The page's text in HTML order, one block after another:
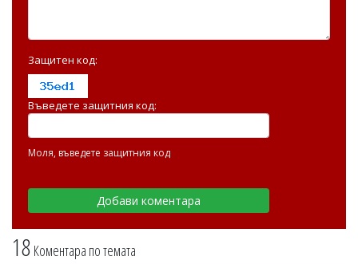
18 Коментара по темата
Защитен код:
Въведете защитния код:
Моля, въведете защитния код